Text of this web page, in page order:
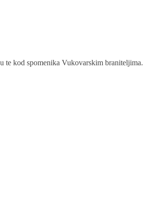
te kod spomenika Vukovarskim braniteljima.